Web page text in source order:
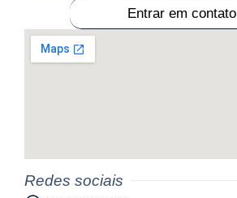
Entrar em contato
Redes sociais